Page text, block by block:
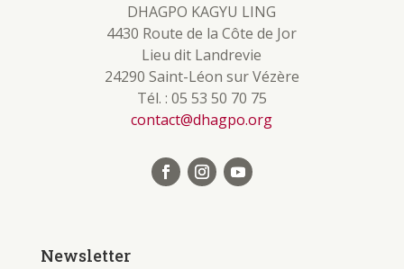
DHAGPO KAGYU LING
4430 Route de la Côte de Jor
Lieu dit Landrevie
24290 Saint-Léon sur Vézère
Tél. : 05 53 50 70 75
contact@dhagpo.org
Newsletter